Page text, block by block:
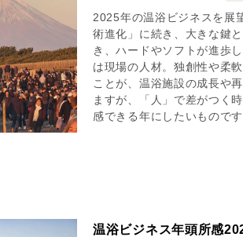
2025年の温浴ビジネスを展
術進化」に続き、大きな鍵
き、ハードやソフトが進歩
は現場の人材。独創性や柔
ことが、温浴施設の成長や
ますが、「人」で差がつく
感できる年にしたいものです
温浴ビジネス年頭所感